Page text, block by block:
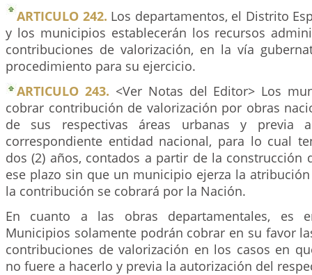
ARTICULO 242. Los departamentos, el Distrito
y los municipios establecerán los recursos
contribuciones de valorización, en la vía
procedimiento para su ejercicio.
ARTICULO 243. <Ver Notas del Editor> Los
cobrar contribución de valorización por obras
de sus respectivas áreas urbanas y previa
correspondiente entidad nacional, para lo cual
dos (2) años, contados a partir de la construcción
ese plazo sin que un municipio ejerza la
la contribución se cobrará por la Nación.
En cuanto a las obras departamentales, es
Municipios solamente podrán cobrar en su favor
contribuciones de valorización en los casos en
no fuere a hacerlo y previa la autorización del